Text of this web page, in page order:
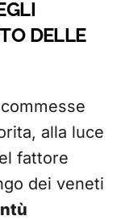
DELLE
alla luce
fattore
dei veneti